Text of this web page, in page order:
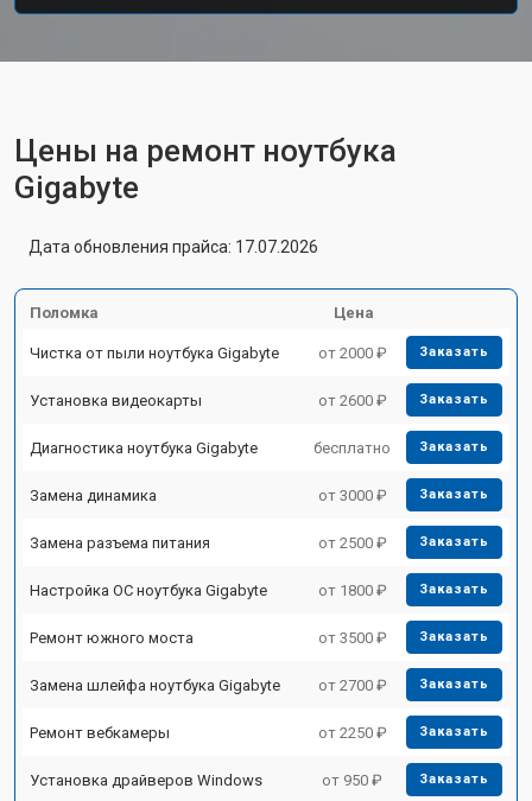
Цены на ремонт ноутбука
Gigabyte
Дата обновления прайса: 17.07.2026
Поломка Цена
Чистка от пыли ноутбука Gigabyte от 2000 ₽ Заказать
Установка видеокарты от 2600 ₽ Заказать
Диагностика ноутбука Gigabyte бесплатно Заказать
Замена динамика от 3000 ₽ Заказать
Замена разъема питания от 2500 ₽ Заказать
Настройка ОС ноутбука Gigabyte от 1800 ₽ Заказать
Ремонт южного моста от 3500 ₽ Заказать
Замена шлейфа ноутбука Gigabyte от 2700 ₽ Заказать
Ремонт вебкамеры от 2250 ₽ Заказать
Установка драйверов Windows от 950 ₽ Заказать